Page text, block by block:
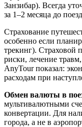
Занзибар). Всегда
за 1–2 месяца до
Страхование
особенно если
трекинг). Страховой
риски, лечение
AnyTour показал:
расходам при
Обмен валюты в
мультивалютными
конвертации. Для
города, а не в